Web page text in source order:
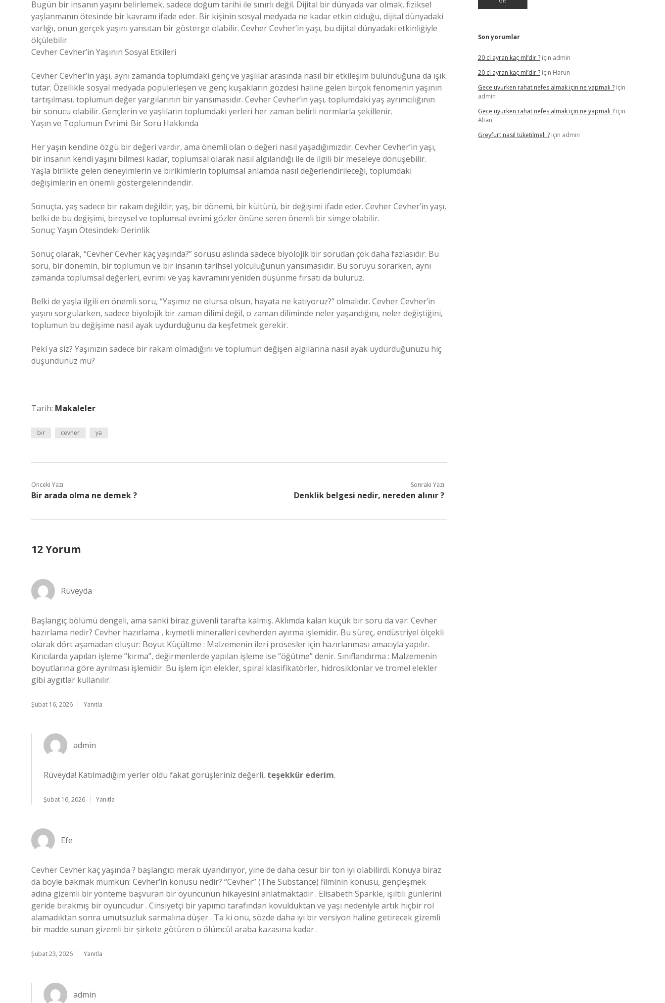
Bugün bir insanın yaşını belirlemek, sadece doğum tarihi ile sınırlı değil. Dijital bir dünyada var olmak, fiziksel
yaşlanmanın ötesinde bir kavramı ifade eder. Bir kişinin sosyal medyada ne kadar etkin olduğu, dijital dünyadaki
varlığı, onun gerçek yaşını yansıtan bir gösterge olabilir. Cevher Cevher’in yaşı, bu dijital dünyadaki etkinliğiyle
ölçülebilir.
Cevher Cevher’in Yaşının Sosyal Etkileri
Cevher Cevher’in yaşı, aynı zamanda toplumdaki genç ve yaşlılar arasında nasıl bir etkileşim bulunduğuna da ışık
tutar. Özellikle sosyal medyada popülerleşen ve genç kuşakların gözdesi haline gelen birçok fenomenin yaşının
tartışılması, toplumun değer yargılarının bir yansımasıdır. Cevher Cevher’in yaşı, toplumdaki yaş ayrımcılığının
bir sonucu olabilir. Gençlerin ve yaşlıların toplumdaki yerleri her zaman belirli normlarla şekillenir.
Yaşın ve Toplumun Evrimi: Bir Soru Hakkında
Her yaşın kendine özgü bir değeri vardır, ama önemli olan o değeri nasıl yaşadığımızdır. Cevher Cevher’in yaşı,
bir insanın kendi yaşını bilmesi kadar, toplumsal olarak nasıl algılandığı ile de ilgili bir meseleye dönüşebilir.
Yaşla birlikte gelen deneyimlerin ve birikimlerin toplumsal anlamda nasıl değerlendirileceği, toplumdaki
değişimlerin en önemli göstergelerindendir.
Sonuçta, yaş sadece bir rakam değildir; yaş, bir dönemi, bir kültürü, bir değişimi ifade eder. Cevher Cevher’in yaşı,
belki de bu değişimi, bireysel ve toplumsal evrimi gözler önüne seren önemli bir simge olabilir.
Sonuç: Yaşın Ötesindeki Derinlik
Sonuç olarak, “Cevher Cevher kaç yaşında?” sorusu aslında sadece biyolojik bir sorudan çok daha fazlasıdır. Bu
soru, bir dönemin, bir toplumun ve bir insanın tarihsel yolculuğunun yansımasıdır. Bu soruyu sorarken, aynı
zamanda toplumsal değerleri, evrimi ve yaş kavramını yeniden düşünme fırsatı da buluruz.
Belki de yaşla ilgili en önemli soru, “Yaşımız ne olursa olsun, hayata ne katıyoruz?” olmalıdır. Cevher Cevher’in
yaşını sorgularken, sadece biyolojik bir zaman dilimi değil, o zaman diliminde neler yaşandığını, neler değiştiğini,
toplumun bu değişime nasıl ayak uydurduğunu da keşfetmek gerekir.
Peki ya siz? Yaşınızın sadece bir rakam olmadığını ve toplumun değişen algılarına nasıl ayak uydurduğunuzu hiç
düşündünüz mü?
Tarih: Makaleler
bir cevher ya
Önceki Yazı
Bir arada olma ne demek ?
Sonraki Yazı
Denklik belgesi nedir, nereden alınır ?
12 Yorum
Rüveyda
Başlangıç bölümü dengeli, ama sanki biraz güvenli tarafta kalmış. Aklımda kalan küçük bir soru da var: Cevher
hazırlama nedir? Cevher hazırlama , kıymetli mineralleri cevherden ayırma işlemidir. Bu süreç, endüstriyel ölçekli
olarak dört aşamadan oluşur: Boyut Küçültme : Malzemenin ileri prosesler için hazırlanması amacıyla yapılır.
Kırıcılarda yapılan işleme “kırma”, değirmenlerde yapılan işleme ise “öğütme” denir. Sınıflandırma : Malzemenin
boyutlarına göre ayrılması işlemidir. Bu işlem için elekler, spiral klasifikatörler, hidrosiklonlar ve tromel elekler
gibi aygıtlar kullanılır.
Şubat 16, 2026 Yanıtla
admin
Rüveyda! Katılmadığım yerler oldu fakat görüşleriniz değerli, teşekkür ederim.
Şubat 16, 2026 Yanıtla
Efe
Cevher Cevher kaç yaşında ? başlangıcı merak uyandırıyor, yine de daha cesur bir ton iyi olabilirdi. Konuya biraz
da böyle bakmak mümkün: Cevher’in konusu nedir? “Cevher” (The Substance) filminin konusu, gençleşmek
adına gizemli bir yönteme başvuran bir oyuncunun hikayesini anlatmaktadır . Elisabeth Sparkle, ışıltılı günlerini
geride bırakmış bir oyuncudur . Cinsiyetçi bir yapımcı tarafından kovulduktan ve yaşı nedeniyle artık hiçbir rol
alamadıktan sonra umutsuzluk sarmalına düşer . Ta ki onu, sözde daha iyi bir versiyon haline getirecek gizemli
bir madde sunan gizemli bir şirkete götüren o ölümcül araba kazasına kadar .
Şubat 23, 2026 Yanıtla
admin
Son yorumlar
20 cl ayran kaç ml’dir ?için admin
20 cl ayran kaç ml’dir ?için Harun
Gece uyurken rahat nefes almak için ne yapmalı ?için
admin
Gece uyurken rahat nefes almak için ne yapmalı ?için
Altan
Greyfurt nasıl tüketilmeli ?için admin